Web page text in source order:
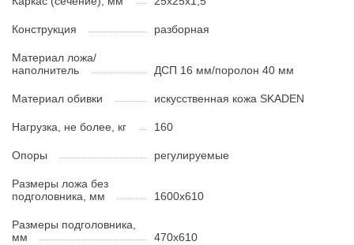
Конструкция разборная
Материал ложа/
наполнитель
ДСП 16 мм/поролон 40 мм
Материал обивки искусственная кожа SKADEN
Нагрузка, не более, кг 160
Опоры регулируемые
Размеры ложа без
подголовника, мм
1600х610
Размеры подголовника,
мм
470х610